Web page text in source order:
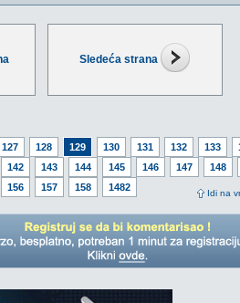
Sledeća strana
127 128 129 130 131 132 133
142 143 144 145 146 147
148
156 157 158 1482
Idi na